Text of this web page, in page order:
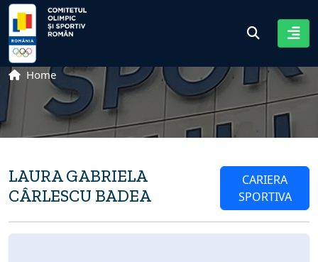
Home
LAURA GABRIELA
CÂRLESCU BADEA
CARIERA
SPORTIVA